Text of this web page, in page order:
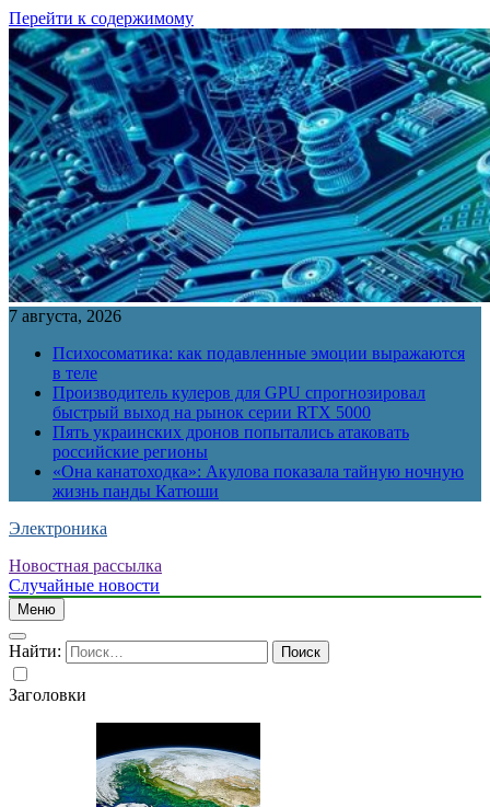
Перейти к содержимому
7 августа, 2026
Психосоматика: как подавленные эмоции выражаются
в теле
Производитель кулеров для GPU спрогнозировал
быстрый выход на рынок серии RTX 5000
Пять украинских дронов попытались атаковать
российские регионы
«Она канатоходка»: Акулова показала тайную ночную
жизнь панды Катюши
Электроника
Новостная рассылка
Случайные новости
Меню
Найти:
Заголовки